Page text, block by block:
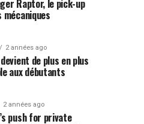
Raptor, le pick-up
mécaniques
2 années ago
de plus en plus
aux débutants
2 années ago
push for private